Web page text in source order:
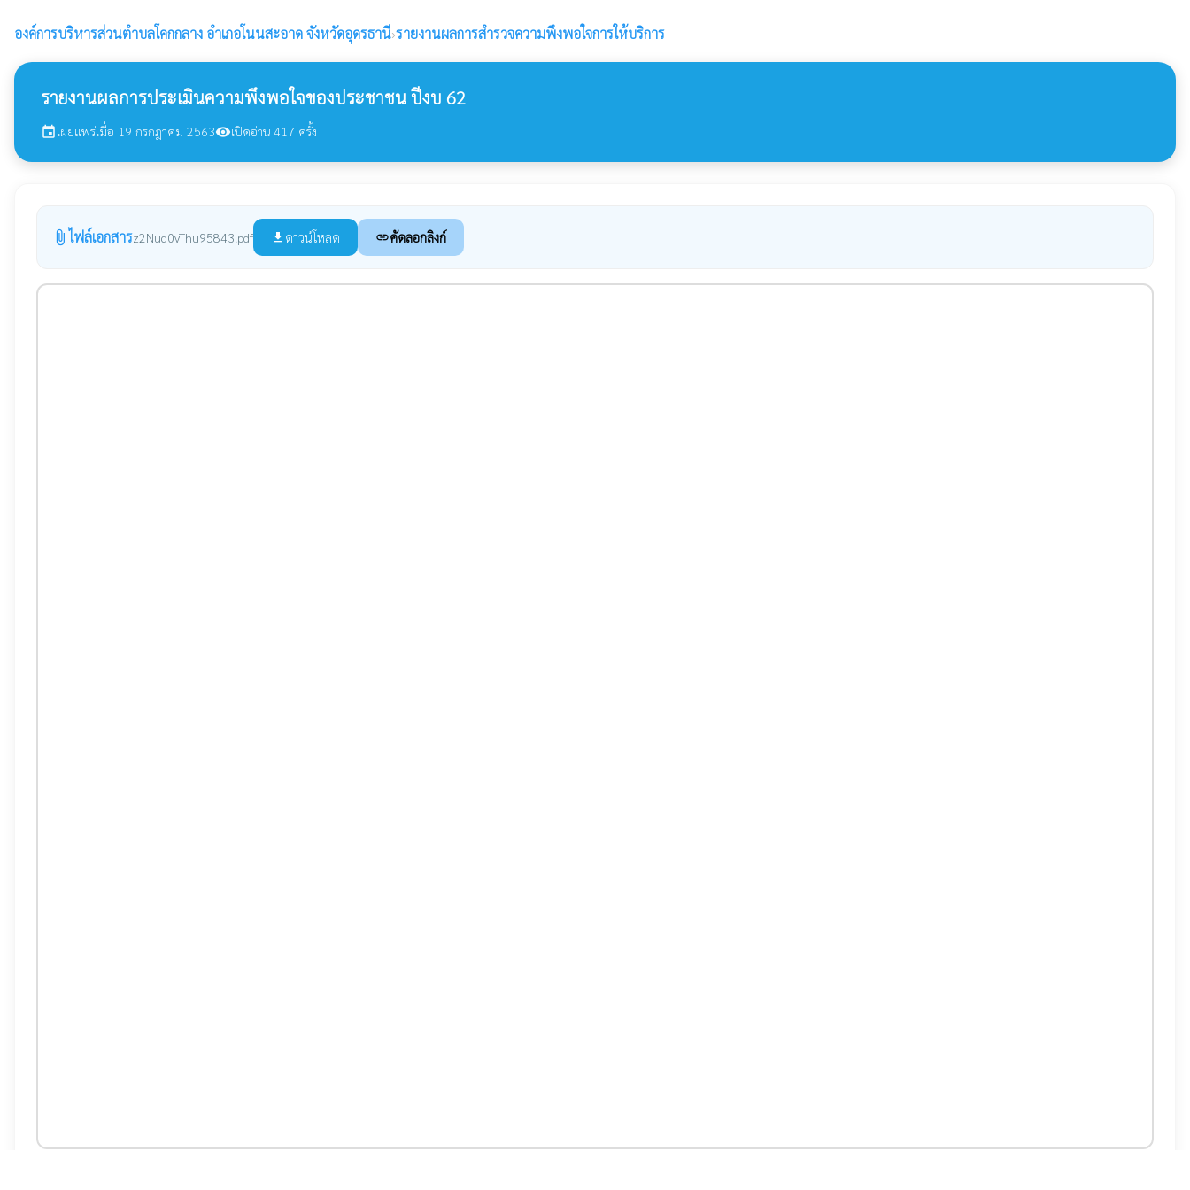
องค์การบริหารส่วนตำบลโคกกลาง อำเภอโนนสะอาด จังหวัดอุดรธานี›รายงานผลการสำรวจความพึงพอใจการให้บริการ
รายงานผลการประเมินความพึงพอใจของประชาชน ปีงบ 62
eventเผยแพร่เมื่อ 19 กรกฎาคม 2563visibilityเปิดอ่าน 417 ครั้ง
attach_file ไฟล์เอกสารz2Nuq0vThu95843.pdf file_download ดาวน์โหลด linkคัดลอกลิงก์